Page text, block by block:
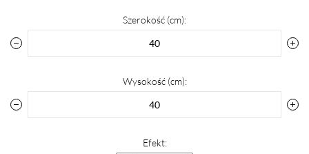
Szerokość (cm):
Wysokość (cm):
Efekt: